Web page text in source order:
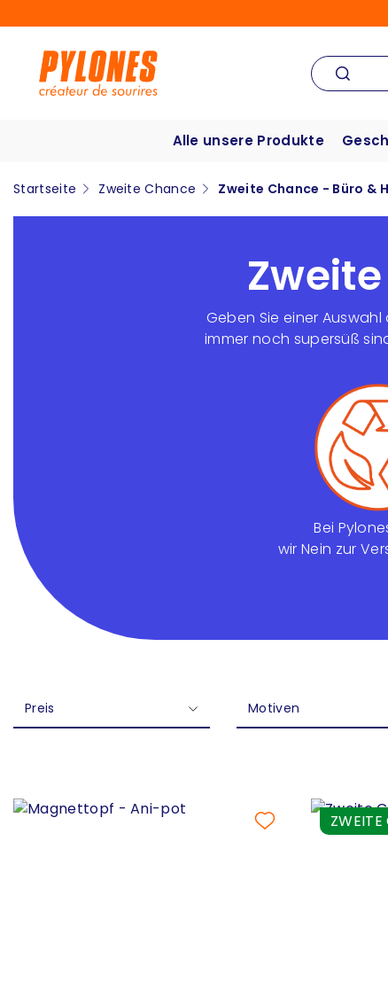
Alle unsere Produkte
Startseite Zweite Chance Zweite Chance - Büro &
Geben Sie einer
immer noch supersüß
Bei
wir Nein zur
Preis Motiven
ZWEITE